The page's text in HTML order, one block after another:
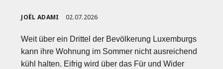
JOËL ADAMI 02.07.2026
Weit über ein Drittel der Bevölkerung Luxemburgs
kann ihre Wohnung im Sommer nicht ausreichend
kühl halten. Eifrig wird über das Für und Wider